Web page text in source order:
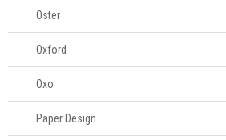
Oster
Oxford
Oxo
Paper Design